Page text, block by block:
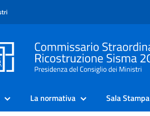
La normativa Sala Stampa